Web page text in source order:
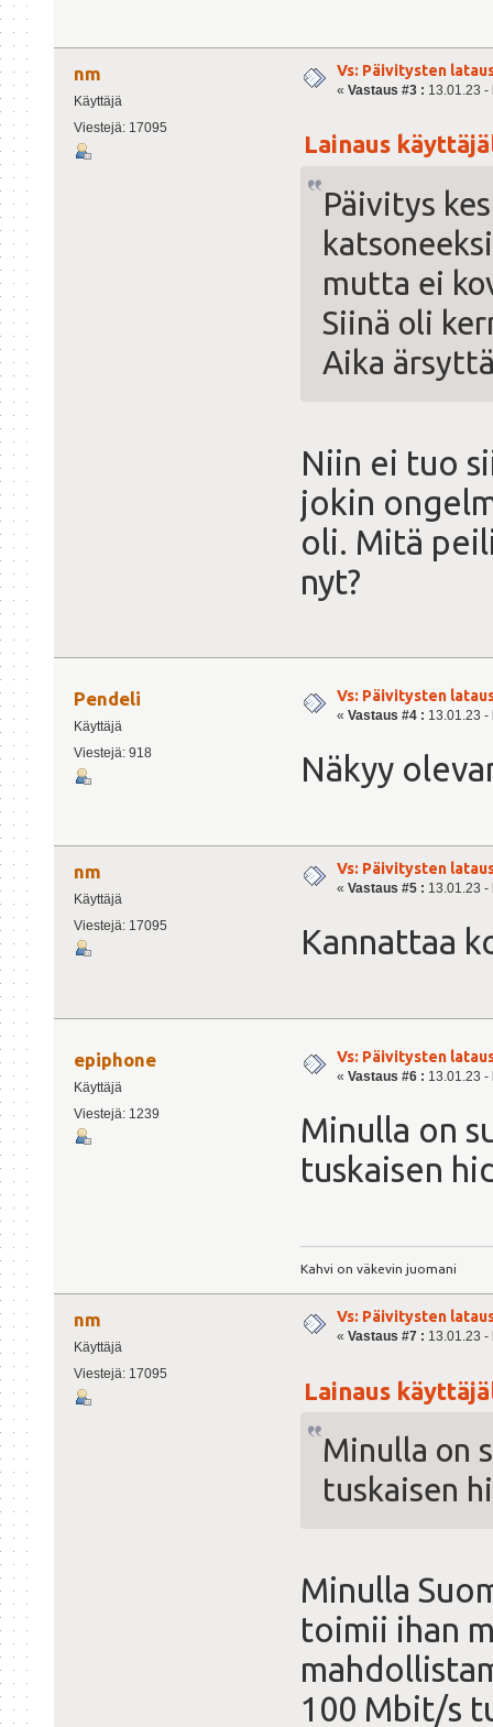
nm
Käyttäjä
Viestejä: 17095
Vs: Päivitysten
« Vastaus #3 : 13.01.23 -
Lainaus
Päivitys
mutta ei
Siinä oli
Aika
Niin ei tuo
jokin
oli. Mitä
nyt?
Pendeli
Käyttäjä
Viestejä: 918
Vs: Päivitysten
« Vastaus #4 : 13.01.23 -
Näkyy
nm
Käyttäjä
Viestejä: 17095
Vs: Päivitysten
« Vastaus #5 : 13.01.23 -
Kannattaa
epiphone
Käyttäjä
Viestejä: 1239
Vs: Päivitysten
« Vastaus #6 : 13.01.23 -
Minulla on
tuskaisen
Kahvi on väkevin juomani
nm
Käyttäjä
Viestejä: 17095
Vs: Päivitysten
« Vastaus #7 : 13.01.23 -
Lainaus
Minulla on
tuskaisen
Minulla
toimii ihan
100 Mbit/s